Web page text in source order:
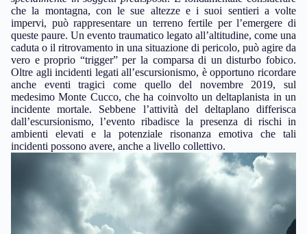
che la montagna, con le sue altezze e i suoi sentieri a volte
impervi, può rappresentare un terreno fertile per l’emergere di
queste paure. Un evento traumatico legato all’altitudine, come una
caduta o il ritrovamento in una situazione di pericolo, può agire da
vero e proprio “trigger” per la comparsa di un disturbo fobico.
Oltre agli incidenti legati all’escursionismo, è opportuno ricordare
anche eventi tragici come quello del novembre 2019, sul
medesimo Monte Cucco, che ha coinvolto un deltaplanista in un
incidente mortale. Sebbene l’attività del deltaplano differisca
dall’escursionismo, l’evento ribadisce la presenza di rischi in
ambienti elevati e la potenziale risonanza emotiva che tali
incidenti possono avere, anche a livello collettivo.